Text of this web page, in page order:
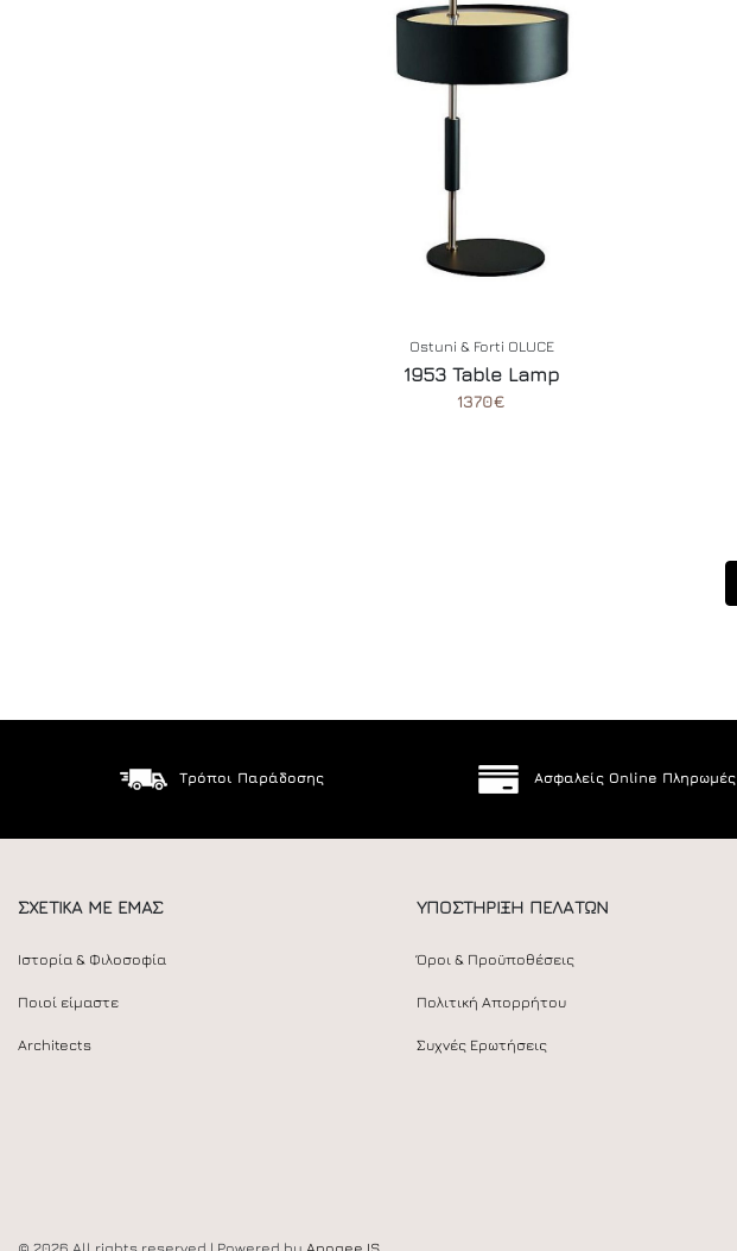
Ostuni & Forti OLUCE
1953 Table Lamp
1370€
Τρόποι Παράδοσης Ασφαλείς Online Πληρωμές
ΣΧΕΤΙΚΑ ΜΕ ΕΜΑΣ
Ιστορία & Φιλοσοφία
Ποιοί είμαστε
Architects
ΥΠΟΣΤΗΡΙΞΗ ΠΕΛΑΤΩΝ
Όροι & Προϋποθέσεις
Πολιτική Απορρήτου
Συχνές Ερωτήσεις